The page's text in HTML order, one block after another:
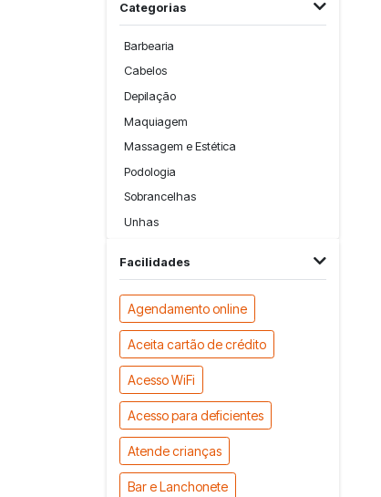
Categorias
Barbearia
Cabelos
Depilação
Maquiagem
Massagem e Estética
Podologia
Sobrancelhas
Unhas
Facilidades
Agendamento online
Aceita cartão de crédito
Acesso WiFi
Acesso para deficientes
Atende crianças
Bar e Lanchonete